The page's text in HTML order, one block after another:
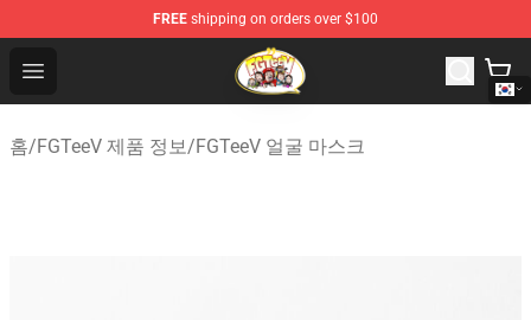
FREE shipping on orders over $100
Open menu
FGTeeV Store - Official FGTeeV Merchandise Shop
홈/FGTeeV 제품 정보/FGTeeV 얼굴 마스크